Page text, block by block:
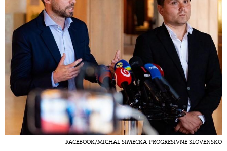
FACEBOOK/MICHAL ŠIMEČKA-PROGRESÍVNE SLOVENSKO